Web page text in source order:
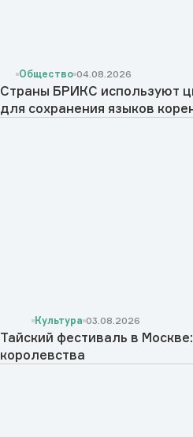
Общество 04.08.2026
Страны БРИКС используют
для сохранения языков
Культура 03.08.2026
Тайский фестиваль в
королевства